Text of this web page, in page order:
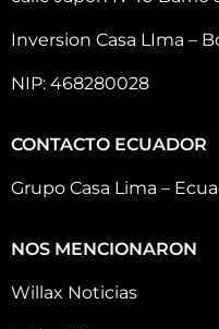
Inversion Casa LIma –
NIP: 468280028
CONTACTO ECUADOR
Grupo Casa Lima –
NOS MENCIONARON
Willax Noticias